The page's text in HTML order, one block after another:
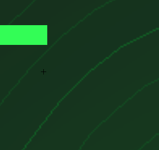
(TDI)